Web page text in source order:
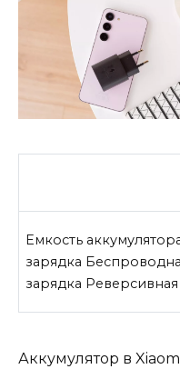
Емкость
зарядка
зарядка
Аккумулятор в